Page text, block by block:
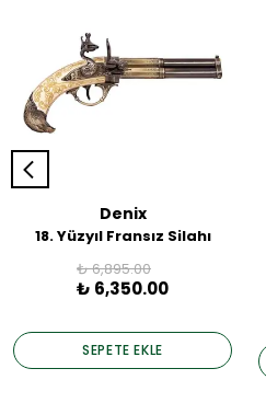
Denix
18. Yüzyıl Fransız Silahı
₺ 6,895.00
₺ 6,350.00
SEPETE EKLE